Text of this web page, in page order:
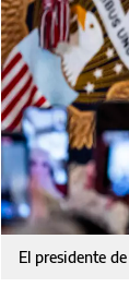
El presidente